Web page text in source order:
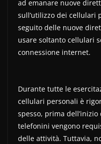
ad emanare nuove
sull’utilizzo dei cellulari
seguito delle nuove
usare soltanto cellulari
connessione internet.
Durante tutte le
cellulari personali è
spesso, prima dell’inizio
telefonini vengono
delle attività. Tuttavia,